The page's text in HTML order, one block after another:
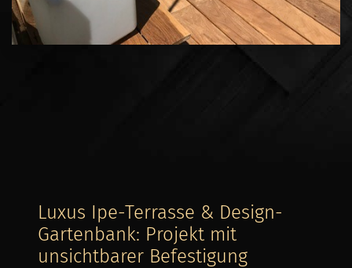
Luxus Ipe-Terrasse & Design-
Gartenbank: Projekt mit
unsichtbarer Befestigung